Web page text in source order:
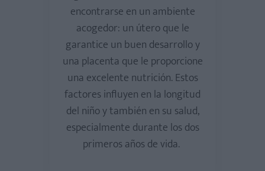
encontrarse en un ambiente
acogedor: un útero que le
garantice un buen desarrollo y
una placenta que le proporcione
una excelente nutrición. Estos
factores influyen en la longitud
del niño y también en su salud,
especialmente durante los dos
primeros años de vida.